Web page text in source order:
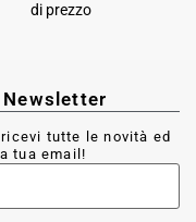
di prezzo
tutte le novità ed
tua email!